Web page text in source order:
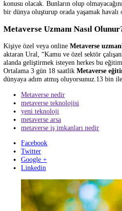
Teknoloji endüstrisinin önde gelen
duydukları birçok şeyin olduğunu
gerçek zamanlı 3D grafiklere,
oyunlardan ziyade daha hedef
ortamların oluşturulabilmesine ve
sisteme sahip olmasını istiyorlar.
Kısacası yeni çağ olarak
çoğu şeyin sanal bir evrende yer
parçasını inşa ettiklerini
düşünebilirsiniz. Uzmanlara göre
telefonlarına kıyasla neyse,
için o. Yani metaverse düşünülenden
Sonuç olarak Yeni Dünya
gelse de internetin geleceği olarak
şüpheyle yaklaşsa da gelecekte her
olmasının heyecan verici olduğunu
bütün zamanımızı burada
kadar fazla gelişecek ki metaverse’e
konusu olacak. Bunların olup
bir dünya oluşturup orada yaşamak